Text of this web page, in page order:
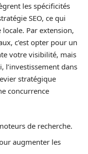
les spécificités
SEO, ce qui
Par extension,
c’est opter pour un
votre visibilité, mais
l’investissement dans
stratégique
concurrence
de recherche.
augmenter les